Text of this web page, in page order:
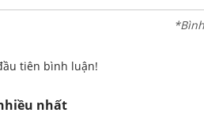
tiên bình luận!
nhất